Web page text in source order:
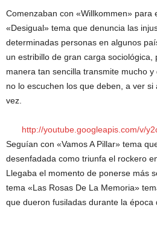
Comenzaban con «Willkommen» para
«Desigual» tema que denuncia las
determinadas personas en algunos
un estribillo de gran carga sociológica,
manera tan sencilla transmite mucho
no lo escuchen los que deben, a ver
vez.
http://youtube.googleapis.com/v/
Seguían con «Vamos A Pillar» tema
desenfadada como triunfa el rockero
Llegaba el momento de ponerse más
tema «Las Rosas De La Memoria»
que dueron fusiladas durante la época